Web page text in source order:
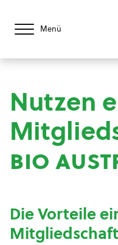
Menü
Nutzen
bio
Die Vorteile